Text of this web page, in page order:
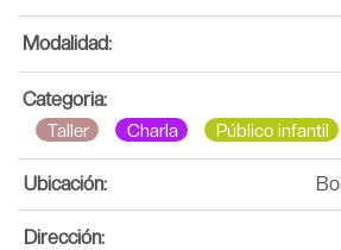
Modalidad:
Categoria:
Taller Charla Público infantil
Ubicación:
Dirección: